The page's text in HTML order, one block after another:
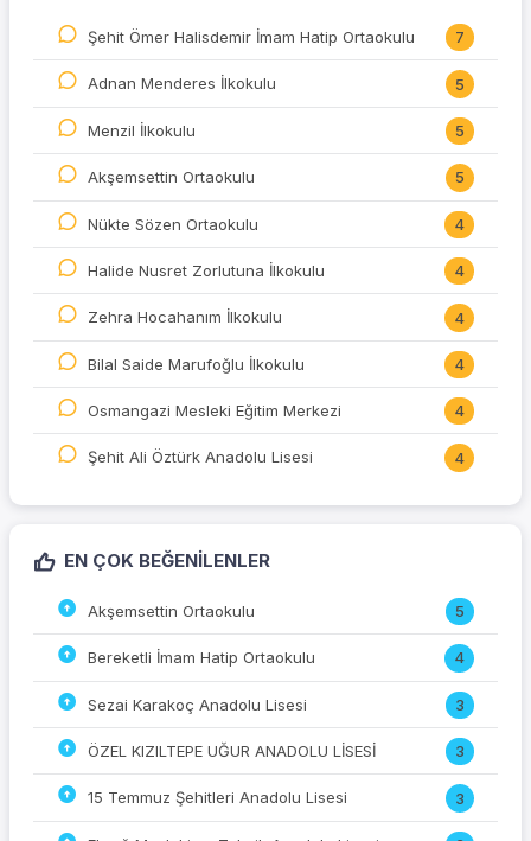
Şehit Ömer Halisdemir İmam Hatip Ortaokulu 7
Adnan Menderes İlkokulu 5
Menzil İlkokulu 5
Akşemsettin Ortaokulu 5
Nükte Sözen Ortaokulu 4
Halide Nusret Zorlutuna İlkokulu 4
Zehra Hocahanım İlkokulu 4
Bilal Saide Marufoğlu İlkokulu 4
Osmangazi Mesleki Eğitim Merkezi 4
Şehit Ali Öztürk Anadolu Lisesi 4
EN ÇOK BEĞENILENLER
Akşemsettin Ortaokulu 5
Bereketli İmam Hatip Ortaokulu 4
Sezai Karakoç Anadolu Lisesi 3
ÖZEL KIZILTEPE UĞUR ANADOLU LİSESİ 3
15 Temmuz Şehitleri Anadolu Lisesi 3